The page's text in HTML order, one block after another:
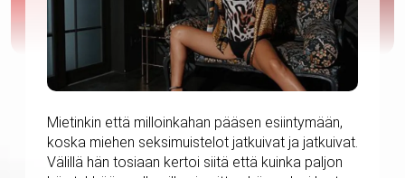
Mietinkin että milloinkahan pääsen esiintymään,
koska miehen seksimuistelot jatkuivat ja jatkuivat.
Välillä hän tosiaan kertoi siitä että kuinka paljon